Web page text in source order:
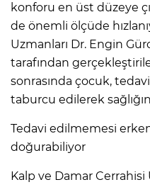
konforu en üst düzeye
de önemli ölçüde
Uzmanları Dr. Engin
tarafından
sonrasında çocuk,
taburcu edilerek
Tedavi edilmemesi
doğurabiliyor
Kalp ve Damar Cerrahisi